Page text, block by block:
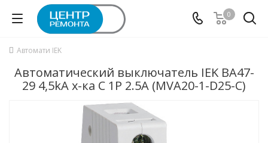
0
Автомати IEK
Автоматический выключатель IEK ВА47-
29 4,5kA х-ка C 1P 2.5А (MVA20-1-D25-C)